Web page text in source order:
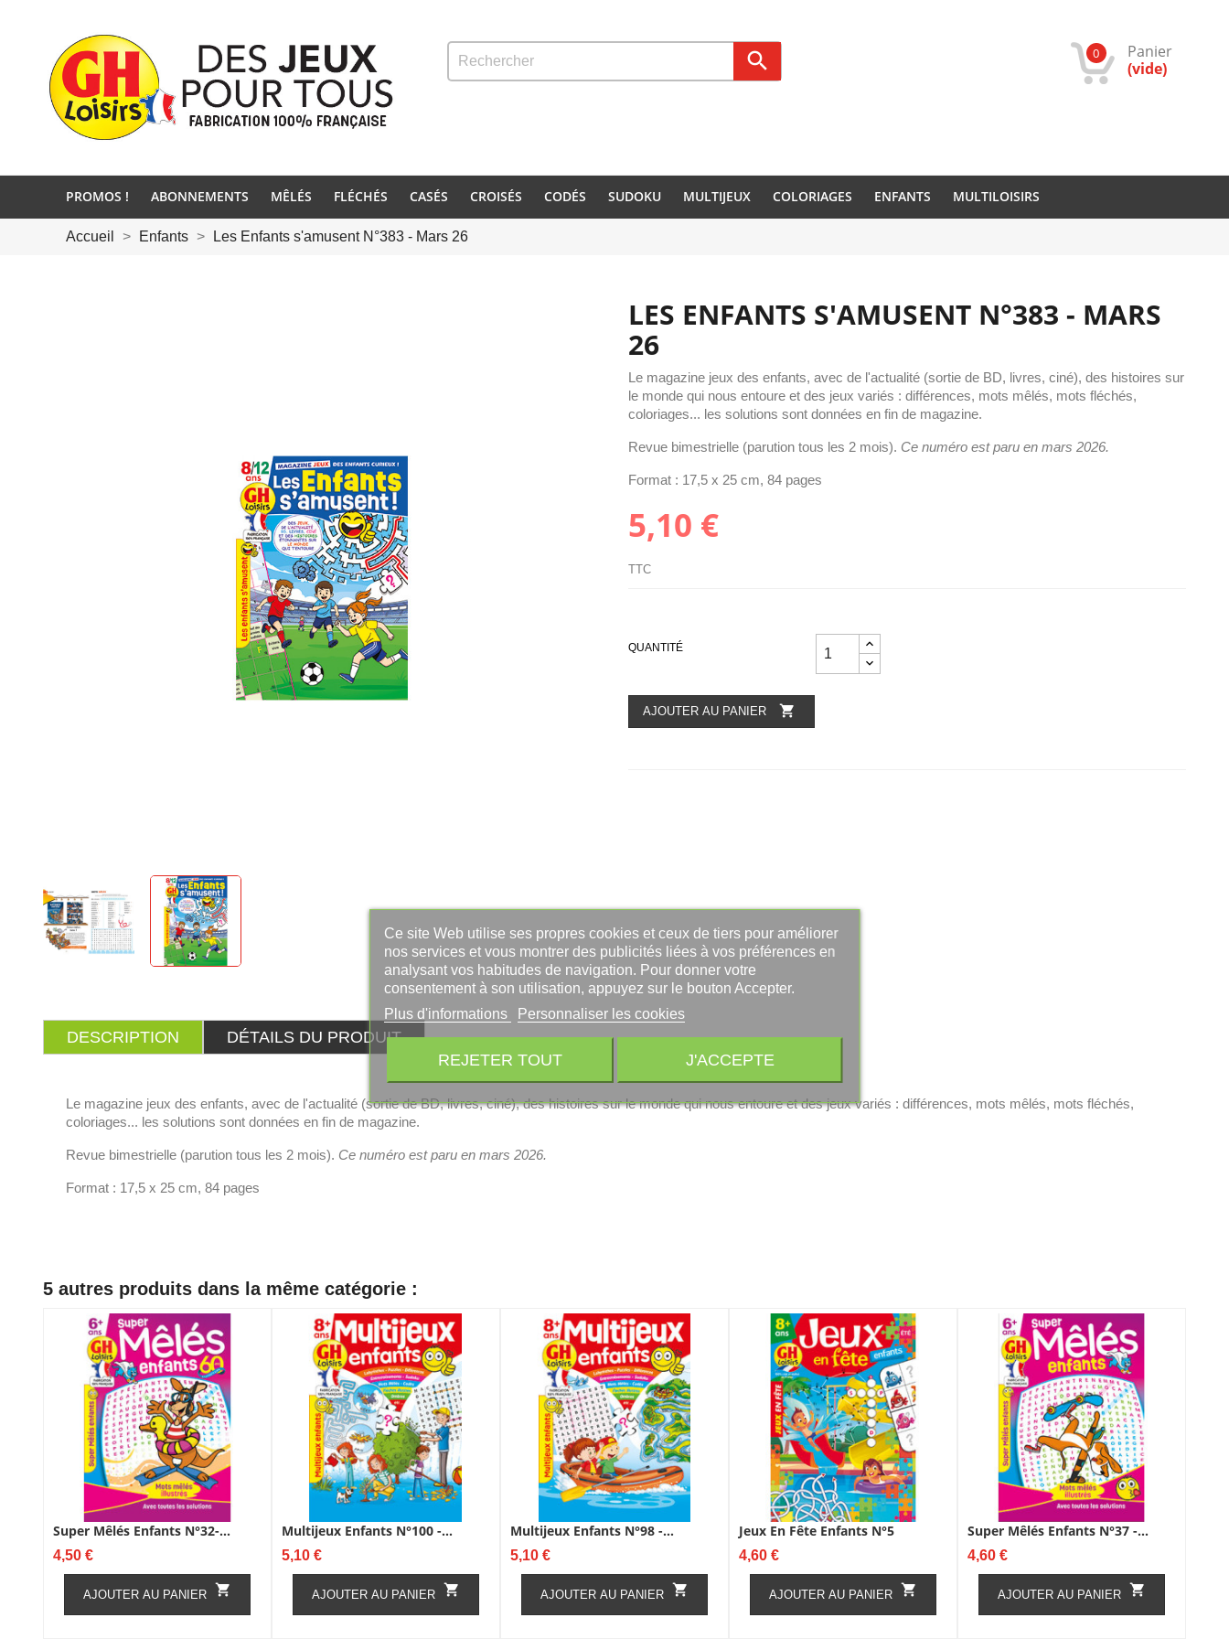
 Panier
0
(vide)
PROMOS ! ABONNEMENTS MÊLÉS FLÉCHÉS CASÉS CROISÉS CODÉS SUDOKU MULTIJEUX COLORIAGES ENFANTS MULTILOISIRS
Accueil Enfants Les Enfants s'amusent N°383 - Mars 26
LES ENFANTS S'AMUSENT N°383 - MARS
26
Le magazine jeux des enfants, avec de l'actualité (sortie de BD, livres, ciné), des histoires sur
le monde qui nous entoure et des jeux variés : différences, mots mêlés, mots fléchés,
coloriages... les solutions sont données en fin de magazine.
Revue bimestrielle (parution tous les 2 mois). Ce numéro est paru en mars 2026.
Format : 17,5 x 25 cm, 84 pages
5,10 €
TTC
QUANTITÉ
AJOUTER AU PANIER 
DESCRIPTION DÉTAILS DU PRODUIT
Le magazine jeux des enfants, avec de l'actualité (sortie de BD, livres, ciné), des histoires sur le monde qui nous entoure et des jeux variés : différences, mots mêlés, mots fléchés,
coloriages... les solutions sont données en fin de magazine.
Revue bimestrielle (parution tous les 2 mois). Ce numéro est paru en mars 2026.
Format : 17,5 x 25 cm, 84 pages
5 autres produits dans la même catégorie :
Super Mêlés Enfants N°32-...
Prix
4,50 €
AJOUTER AU PANIER 
Multijeux Enfants N°100 -...
Prix
5,10 €
AJOUTER AU PANIER 
Multijeux Enfants N°98 -...
Prix
5,10 €
AJOUTER AU PANIER 
Jeux En Fête Enfants N°5
Prix
4,60 €
AJOUTER AU PANIER 
Super Mêlés Enfants N°37 -...
Prix
4,60 €
AJOUTER AU PANIER 
Ce site Web utilise ses propres cookies et ceux de tiers pour améliorer
nos services et vous montrer des publicités liées à vos préférences en
analysant vos habitudes de navigation. Pour donner votre
consentement à son utilisation, appuyez sur le bouton Accepter.
Plus d'informations
Personnaliser les cookies
REJETER TOUT J'ACCEPTE